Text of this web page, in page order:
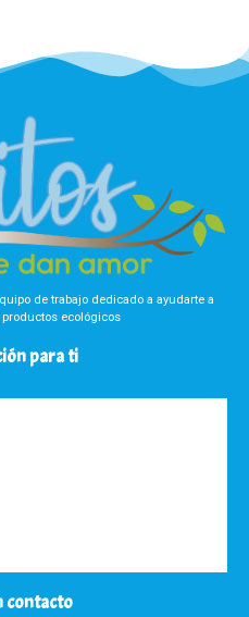
de trabajo dedicado a ayudarte a
ecológicos
para ti
contacto